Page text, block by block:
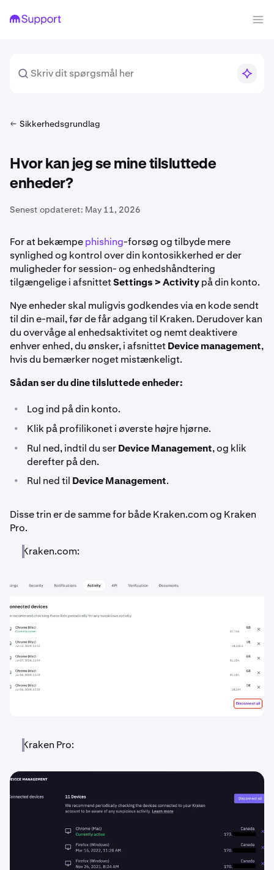
Sikkerhedsgrundlag
Hvor kan jeg se mine tilsluttede
enheder?
Senest opdateret: May 11, 2026
For at bekæmpephishing-forsøg og tilbyde mere
synlighed og kontrol over din kontosikkerhed er der
muligheder for session- og enhedshåndtering
tilgængelige i afsnittetSettings > Activitypå din konto.
Nye enheder skal muligvis godkendes via en kode sendt
til din e-mail, før de får adgang til Kraken. Derudover kan
du overvåge al enhedsaktivitet og nemt deaktivere
enhver enhed, du ønsker, i afsnittetDevice management,
hvis du bemærker noget mistænkeligt.
Sådan ser du dine tilsluttede enheder:
• Log ind på din konto.
• Klik på profilikonet i øverste højre hjørne.
• Rul ned, indtil du serDevice Management, og klik
derefter på den.
• Rul ned til Device Management.
Disse trin er de samme for både Kraken.com og Kraken
Pro.
Kraken.com:
Kraken Pro: